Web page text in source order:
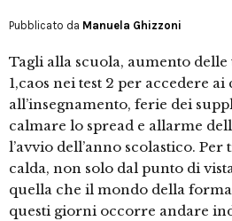
Pubblicato da Manuela Ghizzoni
Tagli alla scuola, aumento
1,caos nei test 2 per accedere
all’insegnamento, ferie dei
calmare lo spread e allarme
l’avvio dell’anno scolastico. Per
calda, non solo dal punto di
quella che il mondo della
questi giorni occorre andare